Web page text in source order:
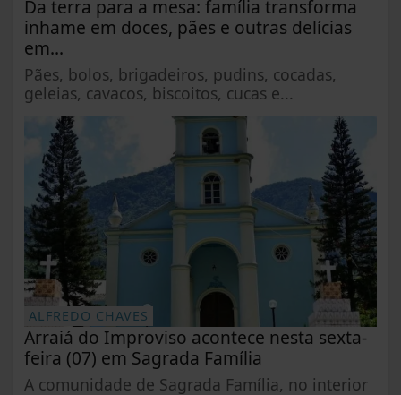
Da terra para a mesa: família transforma
inhame em doces, pães e outras delícias
em...
Pães, bolos, brigadeiros, pudins, cocadas,
geleias, cavacos, biscoitos, cucas e...
ALFREDO CHAVES
Arraiá do Improviso acontece nesta sexta-
feira (07) em Sagrada Família
A comunidade de Sagrada Família, no interior